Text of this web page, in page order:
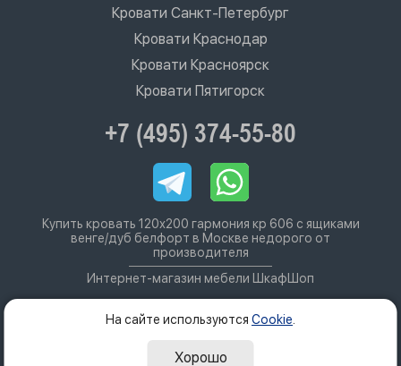
Кровати Санкт-Петербург
Кровати Краснодар
Кровати Красноярск
Кровати Пятигорск
+7 (495) 374-55-80
Купить кровать 120х200 гармония кр 606 с ящиками
венге/дуб белфорт в Москве недорого от
производителя
Интернет-магазин мебели ШкафШоп
На сайте используются Cookie
Хорошо